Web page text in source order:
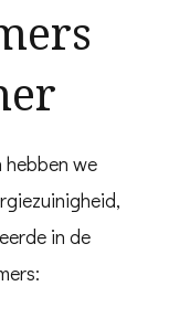
we
in de